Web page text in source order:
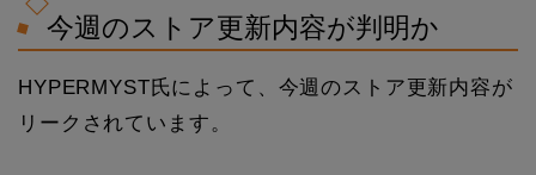
今週のストア更新内容が判明か
HYPERMYST氏によって、今週のストア更新内容が
リークされています。